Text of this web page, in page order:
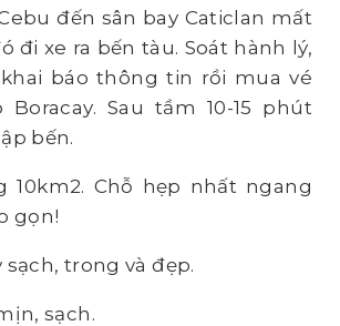
đến sân bay Caticlan mất
đi xe ra bến tàu. Soát hành lý,
báo thông tin rồi mua vé
Sau tầm 10-15 phút
bến.
10km2. Chỗ hẹp nhất ngang
gọn!
sạch, trong và đẹp.
sạch.